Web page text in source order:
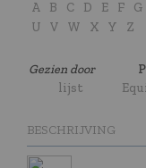
A B C D E F G
U
V W X Y Z
Gezien door
lijst
BESCHRIJVING